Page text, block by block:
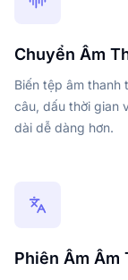
Chuyển Âm
Biến tệp âm thanh
câu, dấu thời gian
dài dễ dàng hơn.
Phiên Âm Âm